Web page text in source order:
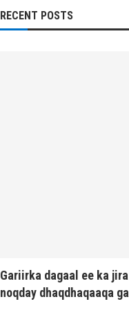
RECENT POSTS
Gariirka dagaal ee ka
noqday dhaqdhaqaaqa